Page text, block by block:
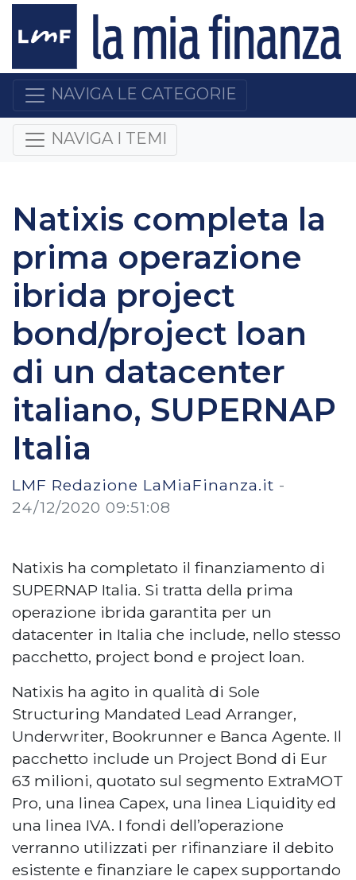
NAVIGA LE CATEGORIE
NAVIGA I TEMI
Natixis completa la
prima operazione
ibrida project
bond/project loan
di un datacenter
italiano, SUPERNAP
Italia
LMF Redazione LaMiaFinanza.it -
24/12/2020 09:51:08
Natixis ha completato il finanziamento di
SUPERNAP Italia. Si tratta della prima
operazione ibrida garantita per un
datacenter in Italia che include, nello stesso
pacchetto, project bond e project loan.
Natixis ha agito in qualità di Sole
Structuring Mandated Lead Arranger,
Underwriter, Bookrunner e Banca Agente. Il
pacchetto include un Project Bond di Eur
63 milioni, quotato sul segmento ExtraMOT
Pro, una linea Capex, una linea Liquidity ed
una linea IVA. I fondi dell’operazione
verranno utilizzati per rifinanziare il debito
esistente e finanziare le capex supportando